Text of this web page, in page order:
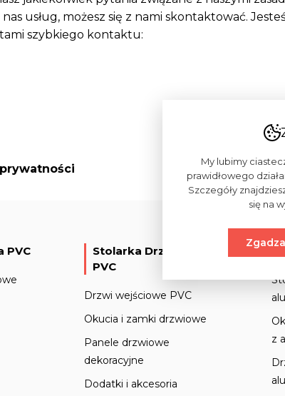
usług, możesz się z nami skontaktować.
szybkiego kontaktu:
PVC
Stolarka Drzwiowa
PVC
Drzwi wejściowe PVC
Okucia i zamki drzwiowe
Panele drzwiowe
dekoracyjne
Dodatki i akcesoria
z
My lubimy
prawidłowego
Szczegóły
się na